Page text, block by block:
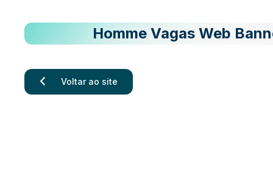
Homme Vagas Web
Voltar ao site